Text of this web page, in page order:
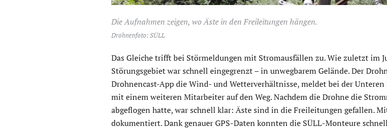
Die Aufnahmen zeigen, wo Äste in den Freileitungen hängen.
Drohnenfoto: SÜLL
Das Gleiche trifft bei Störmeldungen mit Stromausfällen zu. Wie zuletzt im
Störungsgebiet war schnell eingegrenzt – in unwegbarem Gelände. Der
Drohnencast-App die Wind- und Wetterverhältnisse, meldet bei der
mit einem weiteren Mitarbeiter auf den Weg. Nachdem die Drohne die
abgeflogen hatte, war schnell klar: Äste sind in die Freileitungen gefallen.
dokumentiert. Dank genauer GPS-Daten konnten die SÜLL-Monteure